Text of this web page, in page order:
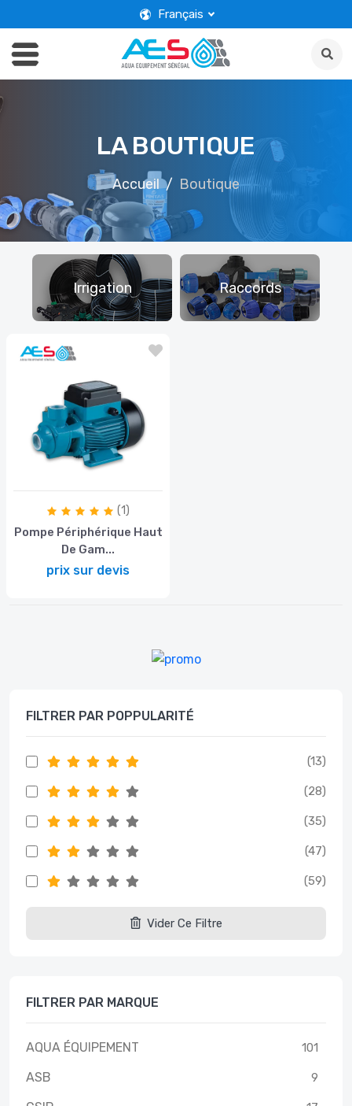
Français
LA BOUTIQUE
Accueil Boutique
FILTRER PAR POPPULARITÉ
(13)
(28)
(35)
(47)
(59)
Vider Ce Filtre
FILTRER PAR MARQUE
AQUA ÉQUIPEMENT 101
ASB 9
Irrigation Raccords
(1)
Pompe Périphérique Haut
De Gam...
prix sur devis